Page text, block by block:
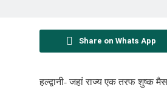
Share on Whats App
हल्द्वानी- जहां राज्य एक तरफ शुष्क